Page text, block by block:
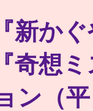
ぐ
ミ
ン（